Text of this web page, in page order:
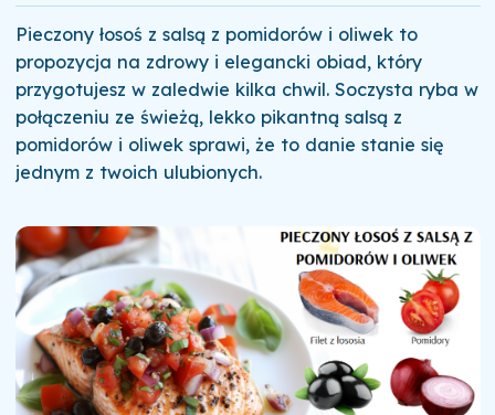
Pieczony łosoś z salsą z pomidorów i oliwek to
propozycja na zdrowy i elegancki obiad, który
przygotujesz w zaledwie kilka chwil. Soczysta ryba w
połączeniu ze świeżą, lekko pikantną salsą z
pomidorów i oliwek sprawi, że to danie stanie się
jednym z twoich ulubionych.